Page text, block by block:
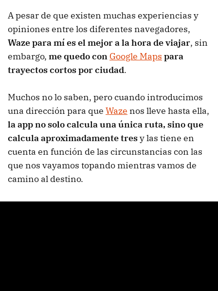
A pesar de que existen muchas experiencias y
opiniones entre los diferentes navegadores,
Waze para mí es el mejor a la hora de viajar, sin
embargo, me quedo con Google Maps para
trayectos cortos por ciudad.
Muchos no lo saben, pero cuando introducimos
una dirección para que Waze nos lleve hasta ella,
la app no solo calcula una única ruta, sino que
calcula aproximadamente tresy las tiene en
cuenta en función de las circunstancias con las
que nos vayamos topando mientras vamos de
camino al destino.